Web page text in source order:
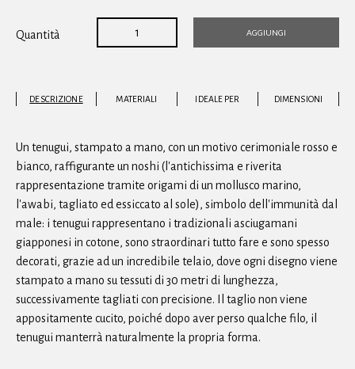
Quantità AGGIUNGI
DESCRIZIONE MATERIALI IDEALE PER DIMENSIONI
Un tenugui, stampato a mano, con un motivo cerimoniale rosso e
bianco, raffigurante un noshi (l'antichissima e riverita
rappresentazione tramite origami di un mollusco marino,
l'awabi, tagliato ed essiccato al sole), simbolo dell'immunità dal
male: i tenugui rappresentano i tradizionali asciugamani
giapponesi in cotone, sono straordinari tutto fare e sono spesso
decorati, grazie ad un incredibile telaio, dove ogni disegno viene
stampato a mano su tessuti di 30 metri di lunghezza,
successivamente tagliati con precisione. Il taglio non viene
appositamente cucito, poiché dopo aver perso qualche filo, il
tenugui manterrà naturalmente la propria forma.